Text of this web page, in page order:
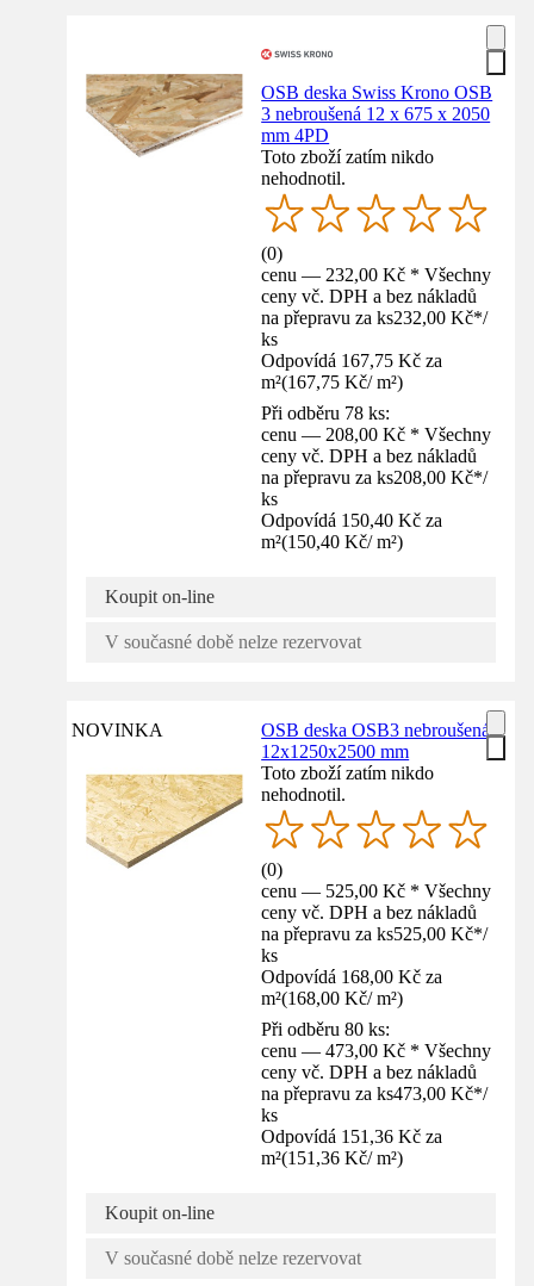
OSB deska Swiss Krono OSB
3 nebroušená 12 x 675 x 2050
mm 4PD
Toto zboží zatím nikdo
nehodnotil.
(0)
cenu — 232,00 Kč * Všechny
ceny vč. DPH a bez nákladů
na přepravu za ks232,00 Kč*/
ks
Odpovídá 167,75 Kč za
m²(167,75 Kč/ m²)
Při odběru 78 ks:
cenu — 208,00 Kč * Všechny
ceny vč. DPH a bez nákladů
na přepravu za ks208,00 Kč*/
ks
Odpovídá 150,40 Kč za
m²(150,40 Kč/ m²)
Koupit on-line
V současné době nelze rezervovat
NOVINKA
OSB deska OSB3 nebroušená
12x1250x2500 mm
Toto zboží zatím nikdo
nehodnotil.
(0)
cenu — 525,00 Kč * Všechny
ceny vč. DPH a bez nákladů
na přepravu za ks525,00 Kč*/
ks
Odpovídá 168,00 Kč za
m²(168,00 Kč/ m²)
Při odběru 80 ks:
cenu — 473,00 Kč * Všechny
ceny vč. DPH a bez nákladů
na přepravu za ks473,00 Kč*/
ks
Odpovídá 151,36 Kč za
m²(151,36 Kč/ m²)
Koupit on-line
V současné době nelze rezervovat